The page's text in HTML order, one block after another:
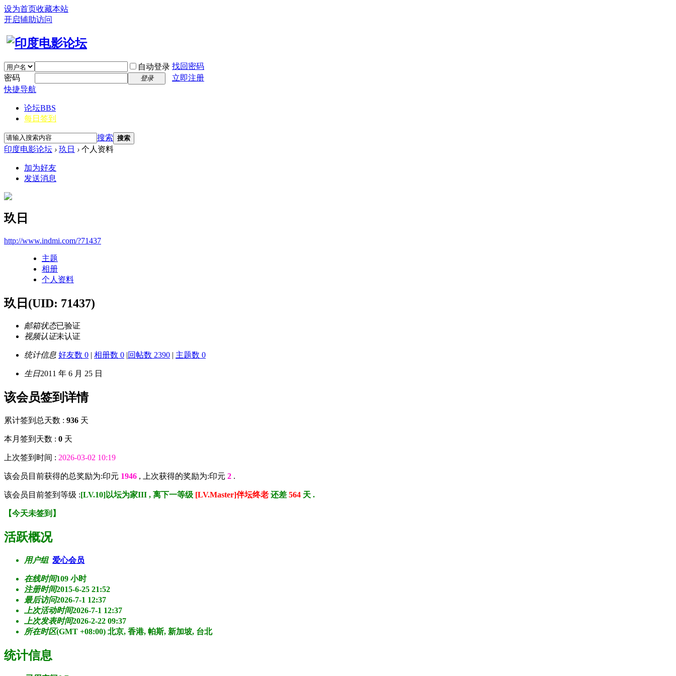
设为首页收藏本站
开启辅助访问
自动登录 找回密码
密码
登录
立即注册
快捷导航
论坛BBS
每日签到
搜索 搜索
印度电影论坛 › 玖日 › 个人资料
加为好友
发送消息
玖日
http://www.indmi.com/?71437
主题
相册
个人资料
玖日 (UID: 71437)
邮箱状态已验证
视频认证未认证
统计信息 好友数 0 | 相册数 0 |回帖数 2390 | 主题数 0
生日2011 年 6 月 25 日
该会员签到详情
累计签到总天数 : 936 天
本月签到天数 : 0 天
上次签到时间 : 2026-03-02 10:19
该会员目前获得的总奖励为:印元 1946 , 上次获得的奖励为:印元 2 .
该会员目前签到等级 :[LV.10]以坛为家III , 离下一等级 [LV.Master]伴坛终老 还差 564 天 .
【今天未签到 】
活跃概况
用户组 爱心会员
在线时间109 小时
注册时间2015-6-25 21:52
最后访问2026-7-1 12:37
上次活动时间2026-7-1 12:37
上次发表时间2026-2-22 09:37
所在时区(GMT +08:00) 北京, 香港, 帕斯, 新加坡, 台北
统计信息